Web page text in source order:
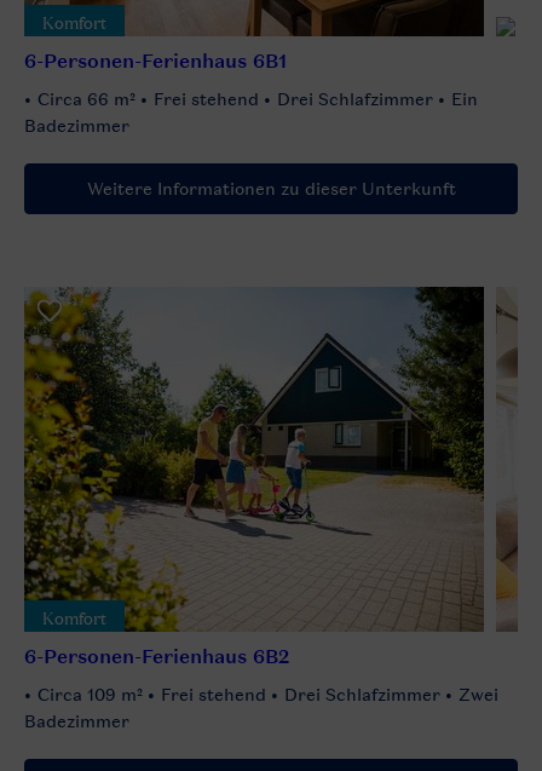
Komfort
6-Personen-Ferienhaus 6B1
Circa 66 m² Frei stehend Drei Schlafzimmer
Ein
Badezimmer
Weitere Informationen zu dieser Unterkunft
Komfort
6-Personen-Ferienhaus 6B2
Circa 109 m² Frei stehend Drei Schlafzimmer
Zwei
Badezimmer